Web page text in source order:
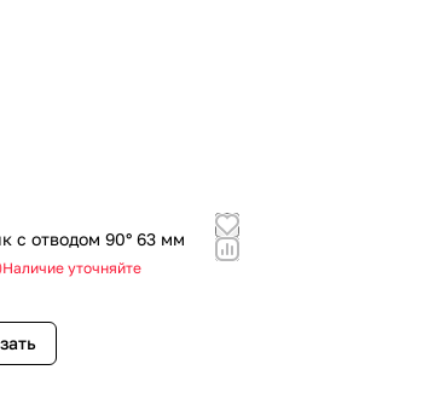
с отводом 90° 63 мм
Наличие уточняйте